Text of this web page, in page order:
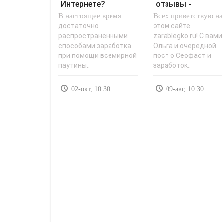
Интернете?
Бюджетные
автоматы -
«Заработок в..
В настоящее время
достаточно
распространенными
способами заработка
при помощи всемирной
паутины..
02-окт, 10:30
отзывы -
«Заработок в
интернете»..
Всех приветствую на
этом сайте
zarablegko.ru! С
Ольга и очередной
пост о Сеофаст и
заработок..
09-авг, 10:30